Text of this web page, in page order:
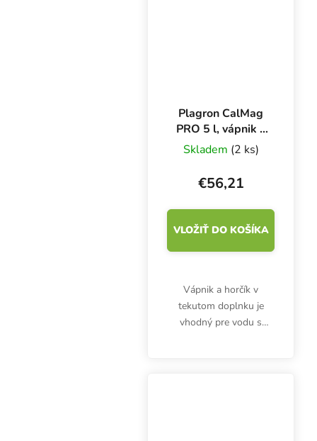
Plagron CalMag
PRO 5 l, vápnik a
horčík
Skladem (2 ks)
€56,21
VLOŽIŤ DO KOŠÍKA
Vápnik a horčík v
tekutom doplnku je
vhodný pre vodu s